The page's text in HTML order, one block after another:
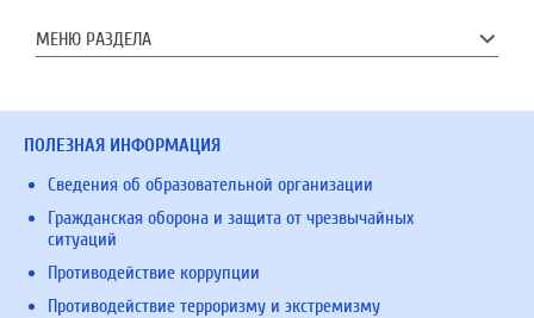
МЕНЮ РАЗДЕЛА
ПОЛЕЗНАЯ ИНФОРМАЦИЯ
Сведения об образовательной организации
Гражданская оборона и защита от чрезвычайных
ситуаций
Противодействие коррупции
Противодействие терроризму и экстремизму